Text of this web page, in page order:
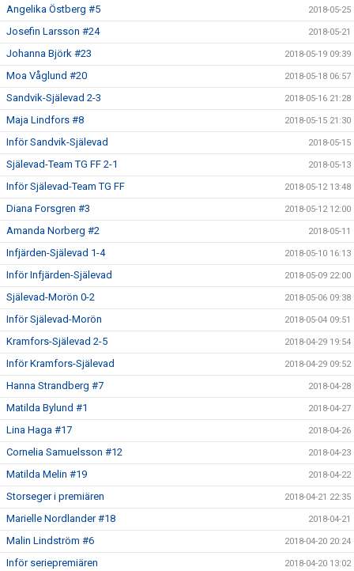
Angelika Östberg #5 2018-05-25
Josefin Larsson #24 2018-05-21
Johanna Björk #23 2018-05-19 09:39
Moa Våglund #20 2018-05-18 06:57
Sandvik-Själevad 2-3 2018-05-16 21:28
Maja Lindfors #8 2018-05-15 21:30
Inför Sandvik-Själevad 2018-05-15
Själevad-Team TG FF 2-1 2018-05-13
Inför Själevad-Team TG FF 2018-05-12 13:48
Diana Forsgren #3 2018-05-12 12:00
Amanda Norberg #2 2018-05-11
Infjärden-Själevad 1-4 2018-05-10 16:13
Inför Infjärden-Själevad 2018-05-09 22:00
Själevad-Morön 0-2 2018-05-06 09:38
Inför Själevad-Morön 2018-05-04 09:51
Kramfors-Själevad 2-5 2018-04-29 19:54
Inför Kramfors-Själevad 2018-04-29 09:52
Hanna Strandberg #7 2018-04-28
Matilda Bylund #1 2018-04-27
Lina Haga #17 2018-04-26
Cornelia Samuelsson #12 2018-04-23
Matilda Melin #19 2018-04-22
Storseger i premiären 2018-04-21 22:35
Marielle Nordlander #18 2018-04-21
Malin Lindström #6 2018-04-20 20:24
Inför seriepremiären 2018-04-20 13:02